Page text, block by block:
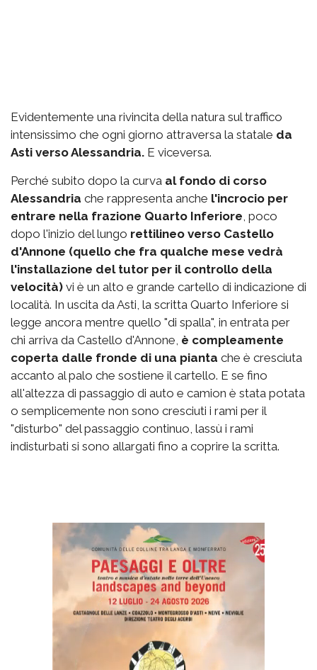
Evidentemente una rivincita della natura sul traffico
intensissimo che ogni giorno attraversa la statale da
Asti verso Alessandria. E viceversa.
Perché subito dopo la curva al fondo di corso
Alessandria che rappresenta anche l'incrocio per
entrare nella frazione Quarto Inferiore, poco
dopo l'inizio del lungo rettilineo verso Castello
d'Annone (quello che fra qualche mese vedrà
l'installazione del tutor per il controllo della
velocità) vi è un alto e grande cartello di indicazione di
località. In uscita da Asti, la scritta Quarto Inferiore si
legge ancora mentre quello "di spalla", in entrata per
chi arriva da Castello d'Annone, è compleamente
coperta dalle fronde di una pianta che è cresciuta
accanto al palo che sostiene il cartello. E se fino
all'altezza di passaggio di auto e camion è stata potata
o semplicemente non sono cresciuti i rami per il
"disturbo" del passaggio continuo, lassù i rami
indisturbati si sono allargati fino a coprire la scritta.